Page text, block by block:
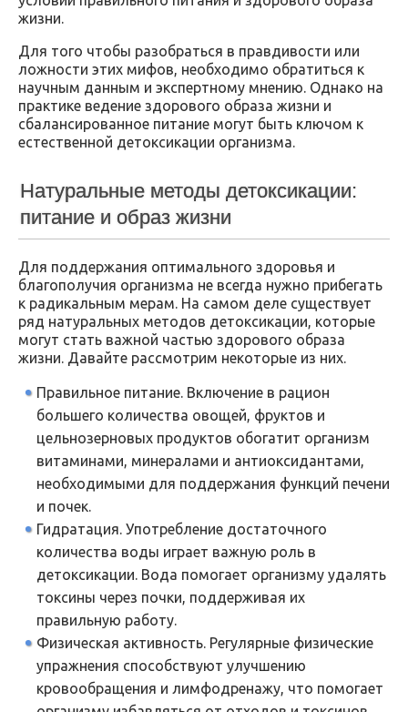
жизни.
Для того чтобы разобраться в правдивости или
ложности этих мифов, необходимо обратиться к
научным данным и экспертному мнению. Однако на
практике ведение здорового образа жизни и
сбалансированное питание могут быть ключом к
естественной детоксикации организма.
Натуральные методы детоксикации:
питание и образ жизни
Для поддержания оптимального здоровья и
благополучия организма не всегда нужно прибегать
к радикальным мерам. На самом деле существует
ряд натуральных методов детоксикации, которые
могут стать важной частью здорового образа
жизни. Давайте рассмотрим некоторые из них.
Правильное питание. Включение в рацион
большего количества овощей, фруктов и
цельнозерновых продуктов обогатит организм
витаминами, минералами и антиоксидантами,
необходимыми для поддержания функций печени
и почек.
Гидратация. Употребление достаточного
количества воды играет важную роль в
детоксикации. Вода помогает организму удалять
токсины через почки, поддерживая их
правильную работу.
Физическая активность. Регулярные физические
упражнения способствуют улучшению
кровообращения и лимфодренажу, что помогает